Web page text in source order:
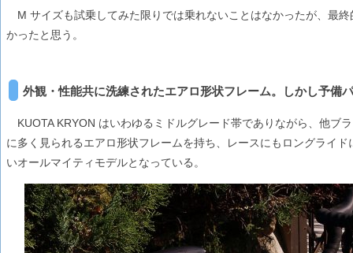
M サイズも試乗してみた限りでは乗れないことはなかったが、最
かったと思う。
外観・性能共に洗練されたエアロ形状フレーム。しかし予備
KUOTA KRYON はいわゆるミドルグレード帯でありながら、他ブ
に多く見られるエアロ形状フレームを持ち、レースにもロングライ
いオールマイティモデルとなっている。